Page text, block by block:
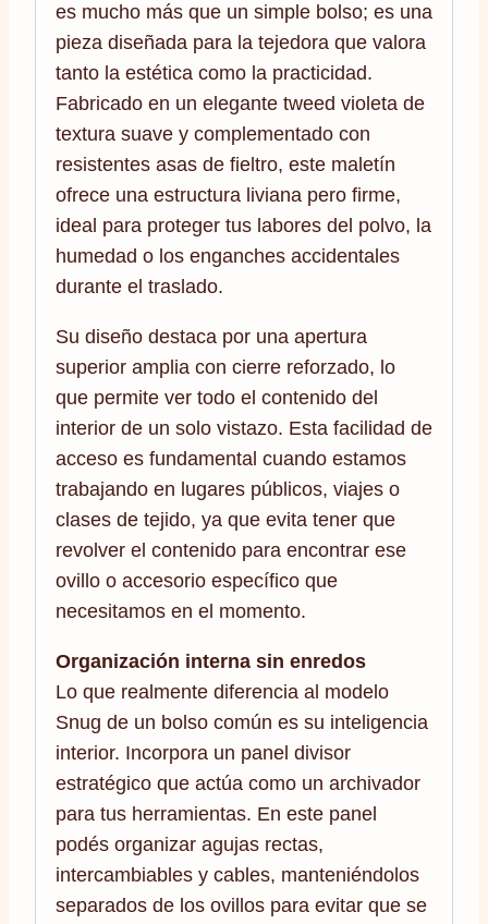
es mucho más que un simple bolso; es una
pieza diseñada para la tejedora que valora
tanto la estética como la practicidad.
Fabricado en un elegante tweed violeta de
textura suave y complementado con
resistentes asas de fieltro, este maletín
ofrece una estructura liviana pero firme,
ideal para proteger tus labores del polvo, la
humedad o los enganches accidentales
durante el traslado.
Su diseño destaca por una apertura
superior amplia con cierre reforzado, lo
que permite ver todo el contenido del
interior de un solo vistazo. Esta facilidad de
acceso es fundamental cuando estamos
trabajando en lugares públicos, viajes o
clases de tejido, ya que evita tener que
revolver el contenido para encontrar ese
ovillo o accesorio específico que
necesitamos en el momento.
Organización interna sin enredos
Lo que realmente diferencia al modelo
Snug de un bolso común es su inteligencia
interior. Incorpora un panel divisor
estratégico que actúa como un archivador
para tus herramientas. En este panel
podés organizar agujas rectas,
intercambiables y cables, manteniéndolos
separados de los ovillos para evitar que se